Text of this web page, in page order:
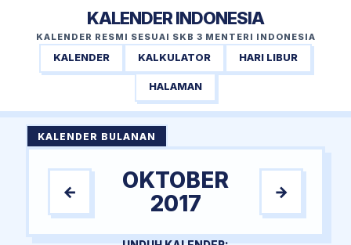
KALENDER INDONESIA
KALENDER RESMI SESUAI SKB 3 MENTERI INDONESIA
KALENDER KALKULATOR HARI LIBUR
HALAMAN
KALENDER BULANAN
←
OKTOBER
2017
→